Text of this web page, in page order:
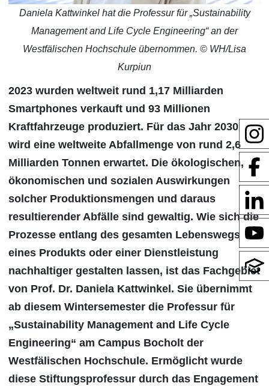
Daniela Kattwinkel hat die Professur für „Sustainability
Management and Life Cycle Engineering“ an der
Westfälischen Hochschule übernommen. © WH/Lisa
Kurpiun
2023 wurden weltweit rund 1,17 Milliarden
Smartphones verkauft und 93 Millionen
Kraftfahrzeuge produziert. Für das Jahr 2030
wird eine weltweite Abfallmenge von rund 2,6
Milliarden Tonnen erwartet. Die ökologischen,
ökonomischen und sozialen Auswirkungen
solcher Produktionsmengen und daraus
resultierender Abfälle sind gewaltig. Wie sich die
Prozesse entlang des gesamten Lebenswegs
eines Produkts oder einer Dienstleistung
nachhaltiger gestalten lassen, ist das Fachgebiet
von Prof. Dr. Daniela Kattwinkel. Sie übernimmt
ab diesem Wintersemester die Professur für
„Sustainability Management and Life Cycle
Engineering“ am Campus Bocholt der
Westfälischen Hochschule. Ermöglicht wurde
diese Stiftungsprofessur durch das Engagement